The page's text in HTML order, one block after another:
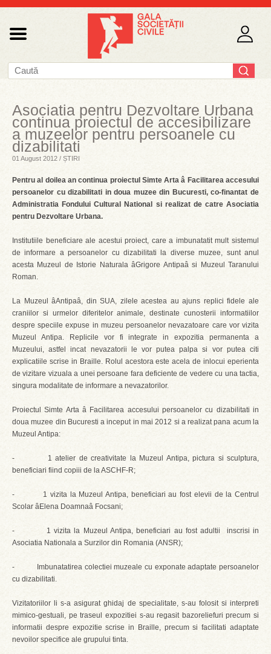
Asociatia pentru Dezvoltare Urbana
continua proiectul de accesibilizare
a muzeelor pentru persoanele cu
dizabilitati
01 August 2012 / ȘTIRI
Pentru al doilea an continua proiectul Simte Arta â Facilitarea accesului
persoanelor cu dizabilitati in doua muzee din Bucuresti, co-finantat de
Administratia Fondului Cultural National si realizat de catre Asociatia
pentru Dezvoltare Urbana.
Institutiile beneficiare ale acestui proiect, care a imbunatatit mult sistemul
de informare a persoanelor cu dizabilitati la diverse muzee, sunt anul
acesta Muzeul de Istorie Naturala âGrigore Antipaâ si Muzeul Taranului
Roman.
La Muzeul âAntipaâ, din SUA, zilele acestea au ajuns replici fidele ale
craniilor si urmelor diferitelor animale, destinate cunosterii informatiilor
despre speciile expuse in muzeu persoanelor nevazatoare care vor vizita
Muzeul Antipa. Replicile vor fi integrate in expozitia permanenta a
Muzeului, astfel incat nevazatorii le vor putea palpa si vor putea citi
explicatiile scrise in Braille. Rolul acestora este acela de inlocui eperienta
de vizitare vizuala a unei persoane fara deficiente de vedere cu una tactia,
singura modalitate de informare a nevazatorilor.
Proiectul Simte Arta â Facilitarea accesului persoanelor cu dizabilitati in
doua muzee din Bucuresti a inceput in mai 2012 si a realizat pana acum la
Muzeul Antipa:
- 1 atelier de creativitate la Muzeul Antipa, pictura si sculptura,
beneficiari fiind copiii de la ASCHF-R;
- 1 vizita la Muzeul Antipa, beneficiari au fost elevii de la Centrul
Scolar âElena Doamnaâ Focsani;
- 1 vizita la Muzeul Antipa, beneficiari au fost adultii inscrisi in
Asociatia Nationala a Surzilor din Romania (ANSR);
- Imbunatatirea colectiei muzeale cu exponate adaptate persoanelor
cu dizabilitati.
Vizitatoriilor li s-a asigurat ghidaj de specialitate, s-au folosit si interpreti
mimico-gestuali, pe traseul expozitiei s-au regasit bazoreliefuri precum si
informatii despre expozitie scrise in Braille, precum si facilitati adaptate
nevoilor specifice ale grupului tinta.